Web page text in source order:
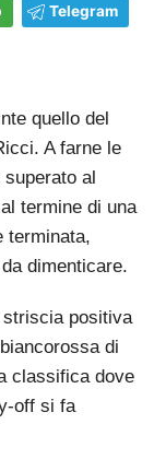
Telegram
quello del
A farne le
al
termine di una
terminata,
dimenticare.
striscia positiva
di
classifica dove
off si fa